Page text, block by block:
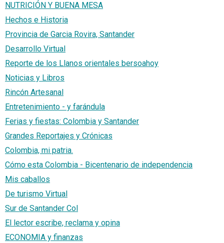
NUTRICIÓN Y BUENA MESA
Hechos e Historia
Provincia de Garcia Rovira, Santander
Desarrollo Virtual
Reporte de los Llanos orientales bersoahoy
Noticias y Libros
Rincón Artesanal
Entretenimiento - y farándula
Ferias y fiestas: Colombia y Santander
Grandes Reportajes y Crónicas
Colombia, mi patria.
Cómo esta Colombia - Bicentenario de independencia
Mis caballos
De turismo Virtual
Sur de Santander Col
El lector escribe, reclama y opina
ECONOMIA y finanzas